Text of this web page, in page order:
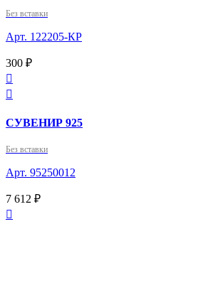
Без вставки
Арт. 122205-КР
300 ₽


СУВЕНИР 925
Без вставки
Арт. 95250012
7 612 ₽
